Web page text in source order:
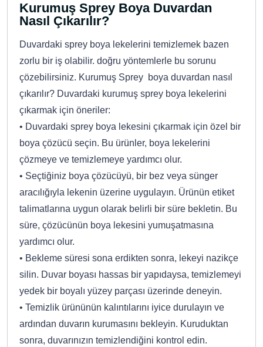
Kurumuş Sprey Boya Duvardan
Nasıl Çıkarılır?
Duvardaki sprey boya lekelerini temizlemek bazen
zorlu bir iş olabilir. doğru yöntemlerle bu sorunu
çözebilirsiniz. Kurumuş Sprey boya duvardan nasıl
çıkarılır? Duvardaki kurumuş sprey boya lekelerini
çıkarmak için öneriler:
• Duvardaki sprey boya lekesini çıkarmak için özel bir
boya çözücü seçin. Bu ürünler, boya lekelerini
çözmeye ve temizlemeye yardımcı olur.
• Seçtiğiniz boya çözücüyü, bir bez veya sünger
aracılığıyla lekenin üzerine uygulayın. Ürünün etiket
talimatlarına uygun olarak belirli bir süre bekletin. Bu
süre, çözücünün boya lekesini yumuşatmasına
yardımcı olur.
• Bekleme süresi sona erdikten sonra, lekeyi nazikçe
silin. Duvar boyası hassas bir yapıdaysa, temizlemeyi
yedek bir boyalı yüzey parçası üzerinde deneyin.
• Temizlik ürününün kalıntılarını iyice durulayın ve
ardından duvarın kurumasını bekleyin. Kuruduktan
sonra, duvarınızın temizlendiğini kontrol edin.